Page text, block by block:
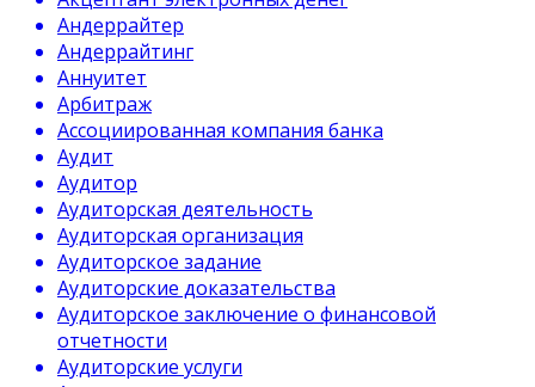
Андеррайтер
Андеррайтинг
Аннуитет
Арбитраж
Ассоциированная компания банка
Аудит
Аудитор
Аудиторская деятельность
Аудиторская организация
Аудиторское задание
Аудиторские доказательства
Аудиторское заключение о финансовой
отчетности
Аудиторские услуги